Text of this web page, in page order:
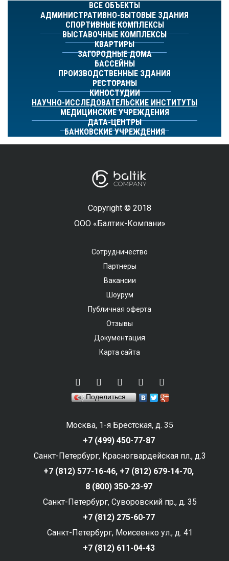
ВСЕ ОБЪЕКТЫ
АДМИНИСТРАТИВНО-БЫТОВЫЕ ЗДАНИЯ
СПОРТИВНЫЕ КОМПЛЕКСЫ
ВЫСТАВОЧНЫЕ КОМПЛЕКСЫ
КВАРТИРЫ
ЗАГОРОДНЫЕ ДОМА
БАССЕЙНЫ
ПРОИЗВОДСТВЕННЫЕ ЗДАНИЯ
РЕСТОРАНЫ
КИНОСТУДИИ
НАУЧНО-ИССЛЕДОВАТЕЛЬСКИЕ ИНСТИТУТЫ
МЕДИЦИНСКИЕ УЧРЕЖДЕНИЯ
ДАТА-ЦЕНТРЫ
БАНКОВСКИЕ УЧРЕЖДЕНИЯ
Copyright © 2018
ООО «Балтик-Компани»
Сотрудничество
Партнеры
Вакансии
Шоурум
Публичная оферта
Отзывы
Документация
Карта сайта
Поделиться…
Москва, 1-я Брестская, д. 35
+7 (499) 450-77-87
Санкт-Петербург, Красногвардейская пл., д.3
+7 (812) 577-16-46, +7 (812) 679-14-70,
8 (800) 350-23-97
Санкт-Петербург, Суворовский пр., д. 35
+7 (812) 275-60-77
Санкт-Петербург, Моисеенко ул., д. 41
+7 (812) 611-04-43